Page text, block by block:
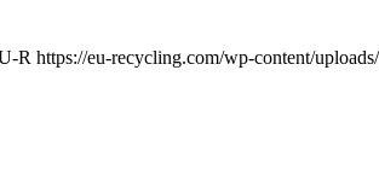
R https://eu-recycling.com/wp-content/